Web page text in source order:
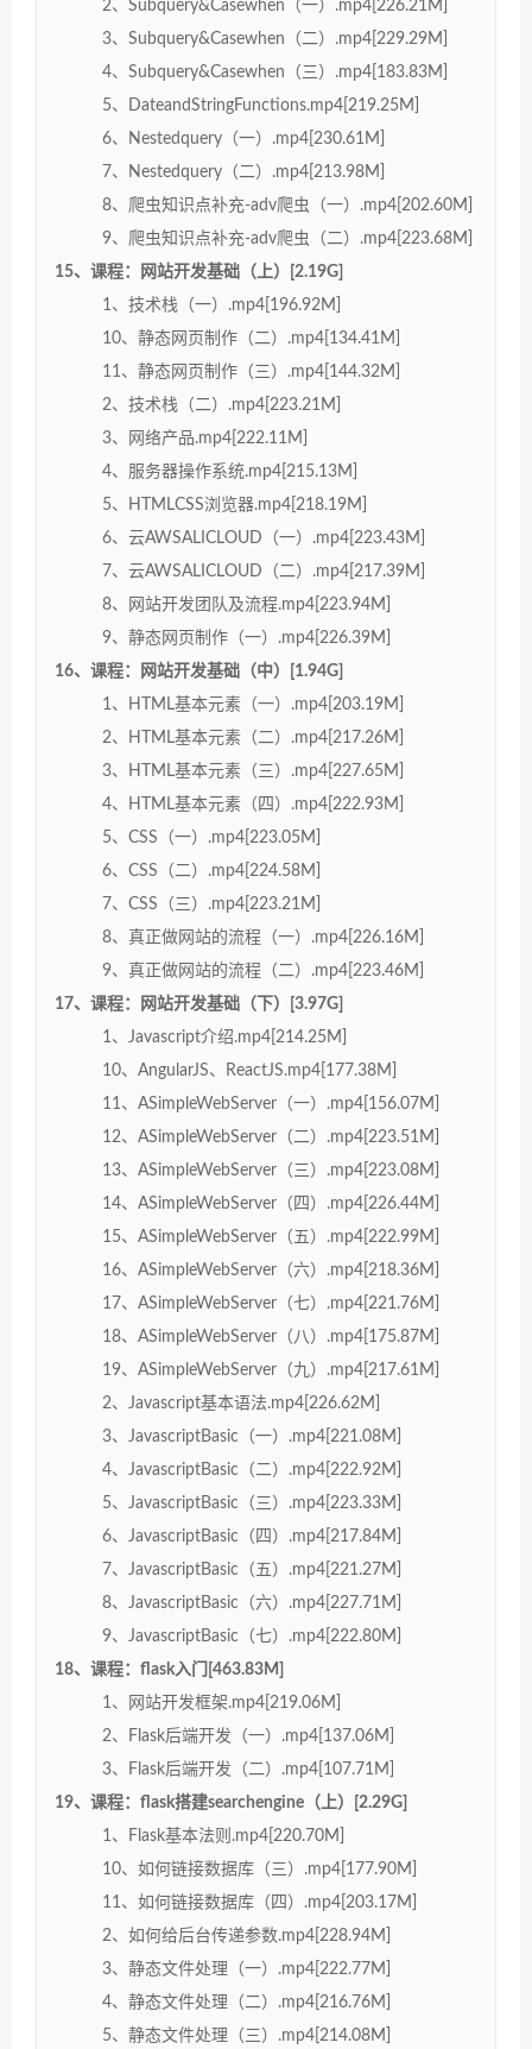
2、Subquery&Casewhen（一）.mp4[226.21M]
3、Subquery&Casewhen（二）.mp4[229.29M]
4、Subquery&Casewhen（三）.mp4[183.83M]
5、DateandStringFunctions.mp4[219.25M]
6、Nestedquery（一）.mp4[230.61M]
7、Nestedquery（二）.mp4[213.98M]
8、爬虫知识点补充-adv爬虫（一）.mp4[202.60M]
9、爬虫知识点补充-adv爬虫（二）.mp4[223.68M]
15、课程：网站开发基础（上）[2.19G]
1、技术栈（一）.mp4[196.92M]
10、静态网页制作（二）.mp4[134.41M]
11、静态网页制作（三）.mp4[144.32M]
2、技术栈（二）.mp4[223.21M]
3、网络产品.mp4[222.11M]
4、服务器操作系统.mp4[215.13M]
5、HTMLCSS浏览器.mp4[218.19M]
6、云AWSALICLOUD（一）.mp4[223.43M]
7、云AWSALICLOUD（二）.mp4[217.39M]
8、网站开发团队及流程.mp4[223.94M]
9、静态网页制作（一）.mp4[226.39M]
16、课程：网站开发基础（中）[1.94G]
1、HTML基本元素（一）.mp4[203.19M]
2、HTML基本元素（二）.mp4[217.26M]
3、HTML基本元素（三）.mp4[227.65M]
4、HTML基本元素（四）.mp4[222.93M]
5、CSS（一）.mp4[223.05M]
6、CSS（二）.mp4[224.58M]
7、CSS（三）.mp4[223.21M]
8、真正做网站的流程（一）.mp4[226.16M]
9、真正做网站的流程（二）.mp4[223.46M]
17、课程：网站开发基础（下）[3.97G]
1、Javascript介绍.mp4[214.25M]
10、AngularJS、ReactJS.mp4[177.38M]
11、ASimpleWebServer（一）.mp4[156.07M]
12、ASimpleWebServer（二）.mp4[223.51M]
13、ASimpleWebServer（三）.mp4[223.08M]
14、ASimpleWebServer（四）.mp4[226.44M]
15、ASimpleWebServer（五）.mp4[222.99M]
16、ASimpleWebServer（六）.mp4[218.36M]
17、ASimpleWebServer（七）.mp4[221.76M]
18、ASimpleWebServer（八）.mp4[175.87M]
19、ASimpleWebServer（九）.mp4[217.61M]
2、Javascript基本语法.mp4[226.62M]
3、JavascriptBasic（一）.mp4[221.08M]
4、JavascriptBasic（二）.mp4[222.92M]
5、JavascriptBasic（三）.mp4[223.33M]
6、JavascriptBasic（四）.mp4[217.84M]
7、JavascriptBasic（五）.mp4[221.27M]
8、JavascriptBasic（六）.mp4[227.71M]
9、JavascriptBasic（七）.mp4[222.80M]
18、课程：flask入门[463.83M]
1、网站开发框架.mp4[219.06M]
2、Flask后端开发（一）.mp4[137.06M]
3、Flask后端开发（二）.mp4[107.71M]
19、课程：flask搭建searchengine（上）[2.29G]
1、Flask基本法则.mp4[220.70M]
10、如何链接数据库（三）.mp4[177.90M]
11、如何链接数据库（四）.mp4[203.17M]
2、如何给后台传递参数.mp4[228.94M]
3、静态文件处理（一）.mp4[222.77M]
4、静态文件处理（二）.mp4[216.76M]
5、静态文件处理（三）.mp4[214.08M]